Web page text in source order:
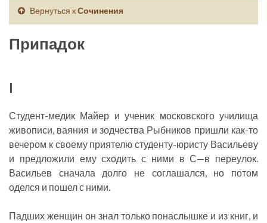
Вернуться кСочинения
Припадок
I
Студент-медик Майер и ученик московского училища
живописи, ваяния и зодчества Рыбников пришли как-то
вечером к своему приятелю студенту-юристу Васильеву
и предложили ему сходить с ними в С—в переулок.
Васильев сначала долго не соглашался, но потом
оделся и пошел с ними.
Падших женщин он знал только понаслышке и из книг, и